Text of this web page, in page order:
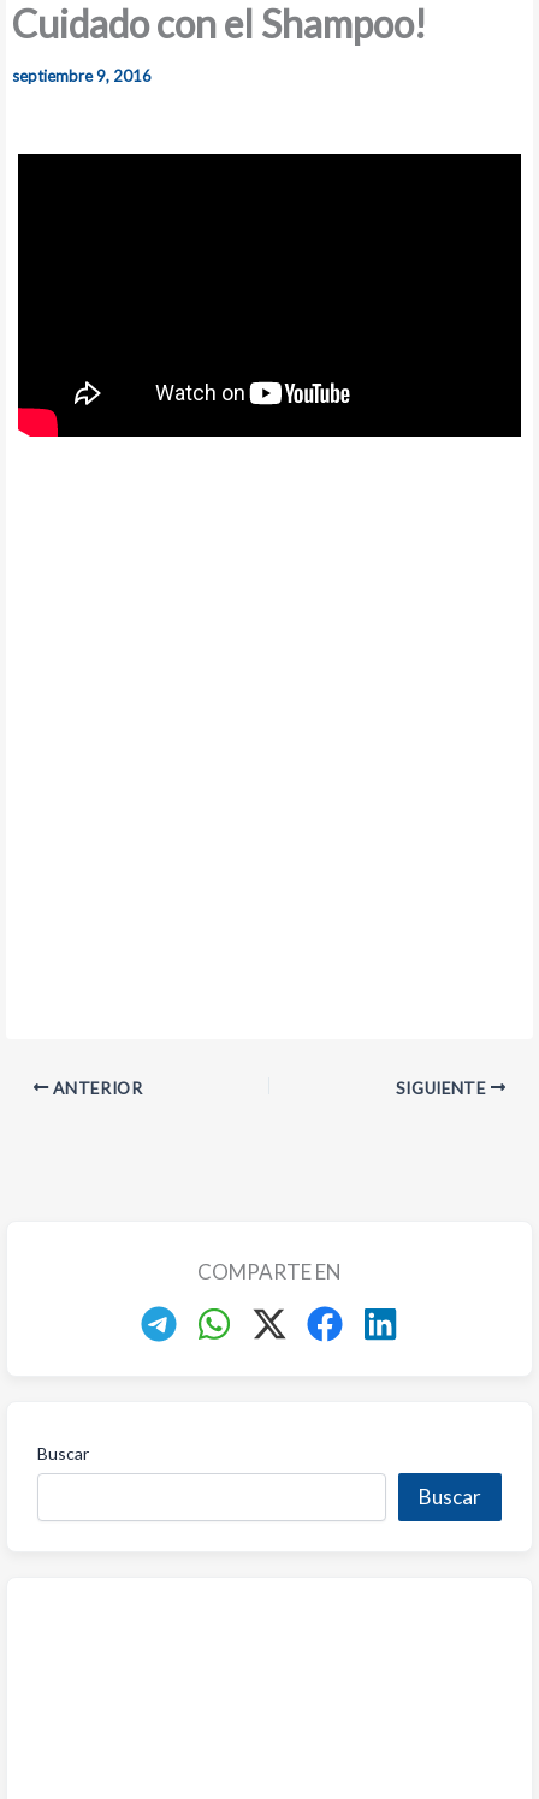
Cuidado con el Shampoo!
septiembre 9, 2016
ANTERIOR SIGUIENTE
COMPARTE EN
Buscar
Buscar